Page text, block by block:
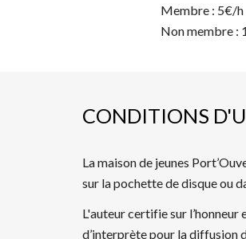
Membre : 5€/h
Non membre :
CONDITIONS
La maison de jeunes
sur la pochette de disque ou
L'auteur certifie sur l’honneur
d’interprète pour la diffusion